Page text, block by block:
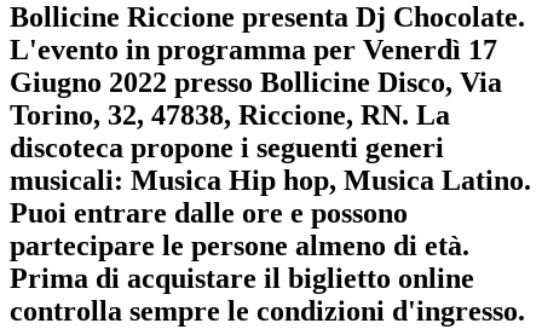
Bollicine Riccione presenta Dj Chocolate.
L'evento in programma per Venerdì 17
Giugno 2022 presso Bollicine Disco, Via
Torino, 32, 47838, Riccione, RN. La
discoteca propone i seguenti generi
musicali: Musica Hip hop, Musica Latino.
Puoi entrare dalle ore e possono
partecipare le persone almeno di età.
Prima di acquistare il biglietto online
controlla sempre le condizioni d'ingresso.